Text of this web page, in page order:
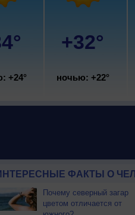
+24°
+32°
ночью: +22°
ФАКТЫ О
Почему северный загар
цветом отличается от